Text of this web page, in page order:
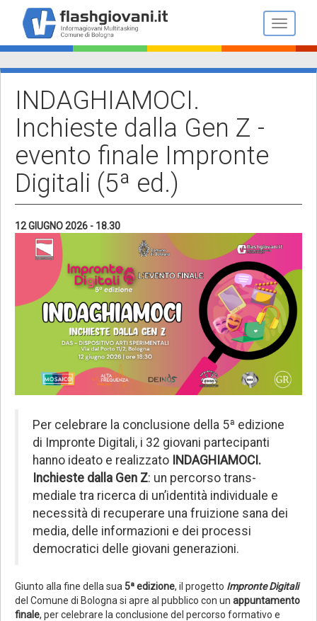
contenuto
principale
Toggle
INDAGHIAMOCI.
Inchieste dalla Gen Z -
evento finale Impronte
Digitali (5ª ed.)
12 GIUGNO 2026 - 18.30
Per celebrare la conclusione della 5ª edizione
di Impronte Digitali, i 32 giovani partecipanti
hanno ideato e realizzato INDAGHIAMOCI.
Inchieste dalla Gen Z: un percorso trans-
mediale tra ricerca di un’identità individuale e
necessità di recuperare una fruizione sana dei
media, delle informazioni e dei processi
democratici delle giovani generazioni.
Giunto alla fine della sua 5ª edizione, il progetto Impronte Digitali
del Comune di Bologna si apre al pubblico con un appuntamento
finale, per celebrare la conclusione del percorso formativo e